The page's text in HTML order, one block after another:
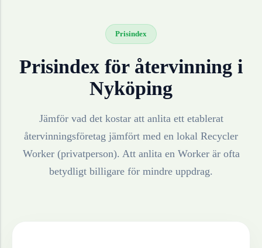
Prisindex
Prisindex för återvinning i
Nyköping
Jämför vad det kostar att anlita ett etablerat
återvinningsföretag jämfört med en lokal Recycler
Worker (privatperson). Att anlita en Worker är ofta
betydligt billigare för mindre uppdrag.